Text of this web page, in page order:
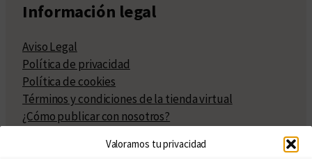
Valoramos tu privacidad
Información legal
Aviso Legal
Política de privacidad
Política de cookies
Términos y condiciones de la tienda virtual
¿Cómo publicar con nosotros?
Políticas de publicación